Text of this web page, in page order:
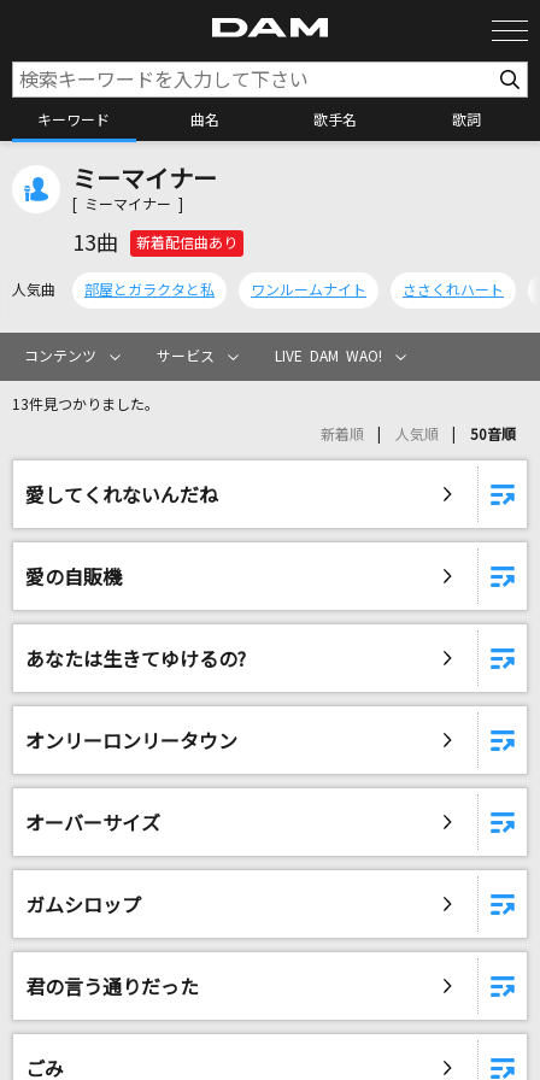
キーワード 曲名 歌手名 歌詞
カラオケ検索
カラオケリクエスト
リアルタイムで歌われている曲の一覧
unravel
TK from 凛として時雨
シャ乱Q
ブリキノダンス
[生音]酔待ち酒場
三山ひろし
[生音]オリオンをなぞる
Vaundy
ミーマイナー
[ ミーマイナー ]
13曲 新着配信曲あり
人気曲 部屋とガラクタと私 ワンルームナイト ささくれハート
コンテンツ サービス LIVE DAM WAO!
13件見つかりました。
新着順 人気順 50音順
愛してくれないんだね
愛の自販機
あなたは生きてゆけるの?
オンリーロンリータウン
オーバーサイズ
ガムシロップ
君の言う通りだった
ごみ